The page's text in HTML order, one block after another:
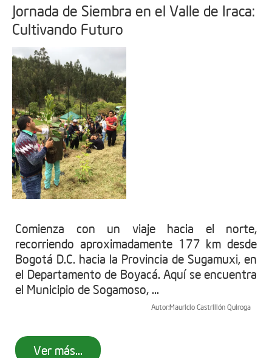
Jornada de Siembra en el Valle de Iraca:
Cultivando Futuro
Comienza con un viaje hacia el norte,
recorriendo aproximadamente 177 km desde
Bogotá D.C. hacia la Provincia de Sugamuxi, en
el Departamento de Boyacá. Aquí se encuentra
el Municipio de Sogamoso, ...
Autor:Mauricio Castrillón Quiroga
Ver más...